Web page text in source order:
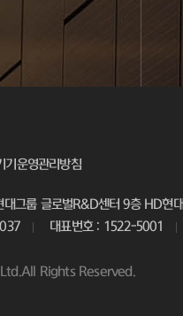
기운영관리방침
그룹 글로벌R&D센터 9층 HD현
대표번호 : 1522-5001
Rights Reserved.